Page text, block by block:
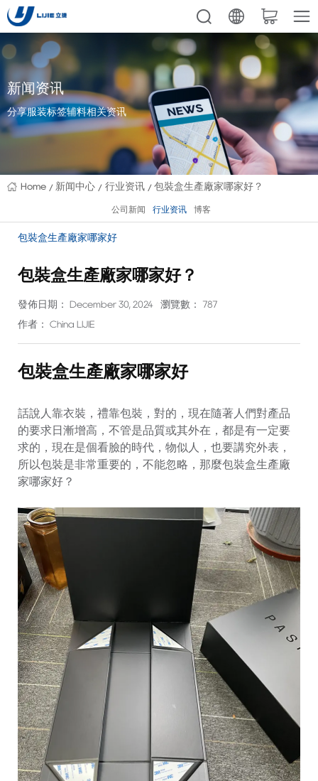
新闻资讯
分享服装标签辅料相关资讯
Home 新闻中心 行业资讯 包裝盒生產廠家哪家好？
公司新闻 行业资讯 博客
包裝盒生產廠家哪家好
包裝盒生產廠家哪家好？
發佈日期： December 30, 2024 瀏覽數： 787
作者： China LIJIE
包裝盒生產廠家哪家好
話說人靠衣裝，禮靠包裝，對的，現在隨著人們對產品
的要求日漸增高，不管是品質或其外在，都是有一定要
求的，現在是個看臉的時代，物似人，也要講究外表，
所以包裝是非常重要的，不能忽略，那麼包裝盒生產廠
家哪家好？